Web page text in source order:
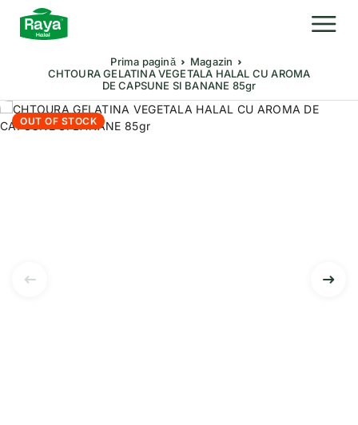
Prima pagină
Magazin
CHTOURA GELATINA VEGETALA HALAL CU AROMA
DE CAPSUNE SI BANANE 85gr
OUT OF STOCK